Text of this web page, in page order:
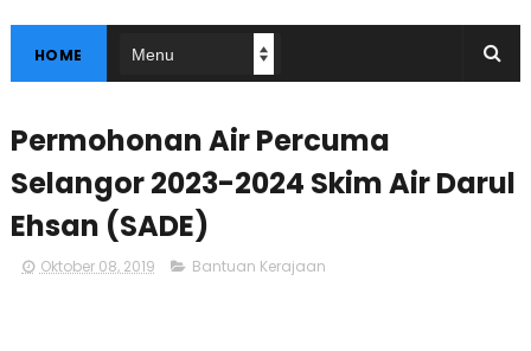
HOME
Permohonan Air Percuma
Selangor 2023-2024 Skim Air Darul
Ehsan (SADE)
Oktober 08, 2019 Bantuan Kerajaan